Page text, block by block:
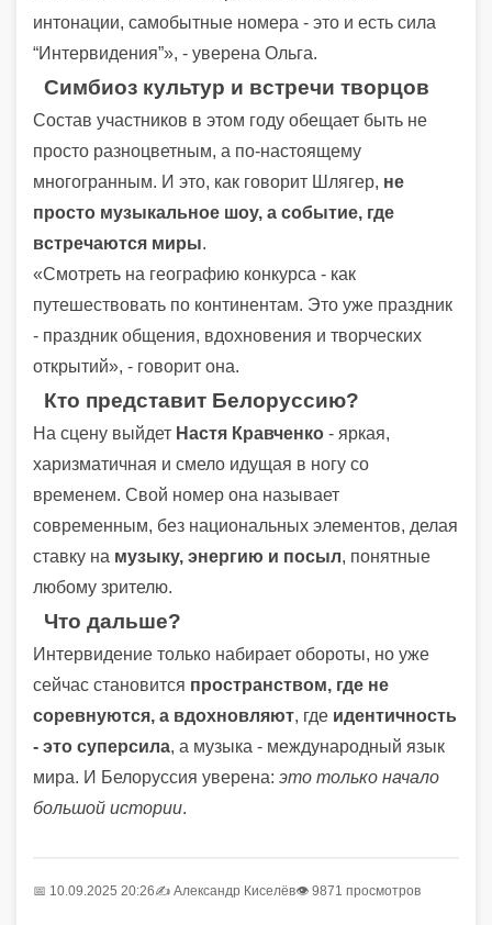
интонации, самобытные номера - это и есть сила
“Интервидения”», - уверена Ольга.
Симбиоз культур и встречи творцов
Состав участников в этом году обещает быть не
просто разноцветным, а по-настоящему
многогранным. И это, как говорит Шлягер, не
просто музыкальное шоу, а событие, где
встречаются миры.
«Смотреть на географию конкурса - как
путешествовать по континентам. Это уже праздник
- праздник общения, вдохновения и творческих
открытий», - говорит она.
Кто представит Белоруссию?
На сцену выйдет Настя Кравченко - яркая,
харизматичная и смело идущая в ногу со
временем. Свой номер она называет
современным, без национальных элементов, делая
ставку на музыку, энергию и посыл, понятные
любому зрителю.
Что дальше?
Интервидение только набирает обороты, но уже
сейчас становится пространством, где не
соревнуются, а вдохновляют, где идентичность
- это суперсила, а музыка - международный язык
мира. И Белоруссия уверена: это только начало
большой истории.
📅 10.09.2025 20:26✍️ Александр Киселёв👁 9871 просмотров